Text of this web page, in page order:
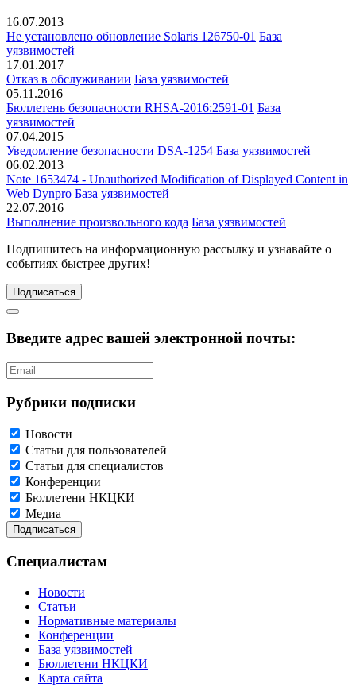
16.07.2013
Не установлено обновление Solaris 126750-01 База
уязвимостей
17.01.2017
Отказ в обслуживании База уязвимостей
05.11.2016
Бюллетень безопасности RHSA-2016:2591-01 База
уязвимостей
07.04.2015
Уведомление безопасности DSA-1254 База уязвимостей
06.02.2013
Note 1653474 - Unauthorized Modification of Displayed Content in
Web Dynpro База уязвимостей
22.07.2016
Выполнение произвольного кода База уязвимостей
Подпишитесь на информационную рассылку и узнавайте о
событиях быстрее других!
Подписаться
Введите адрес вашей электронной почты:
Рубрики подписки
Новости
Статьи для пользователей
Статьи для специалистов
Конференции
Бюллетени НКЦКИ
Медиа
Специалистам
Новости
Статьи
Нормативные материалы
Конференции
База уязвимостей
Бюллетени НКЦКИ
Карта сайта